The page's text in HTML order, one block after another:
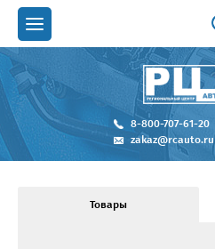
8-800-707-61-20
zakaz@rcauto.ru
Товары